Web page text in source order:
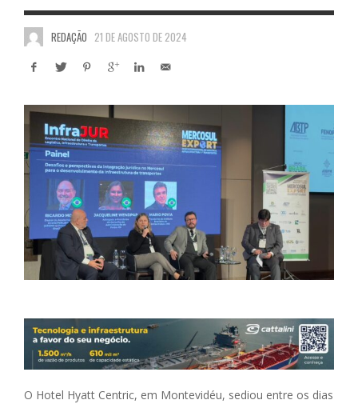
REDAÇÃO 21 DE AGOSTO DE 2024
O Hotel Hyatt Centric, em Montevidéu, sediou entre os dias